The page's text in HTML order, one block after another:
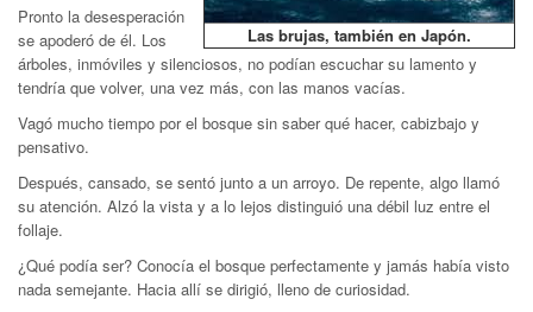
Las brujas, también en Japón.
Pronto la desesperación
se apoderó de él. Los
árboles, inmóviles y silenciosos, no podían escuchar su lamento y
tendría que volver, una vez más, con las manos vacías.
Vagó mucho tiempo por el bosque sin saber qué hacer, cabizbajo y
pensativo.
Después, cansado, se sentó junto a un arroyo. De repente, algo llamó
su atención. Alzó la vista y a lo lejos distinguió una débil luz entre el
follaje.
¿Qué podía ser? Conocía el bosque perfectamente y jamás había visto
nada semejante. Hacia allí se dirigió, lleno de curiosidad.